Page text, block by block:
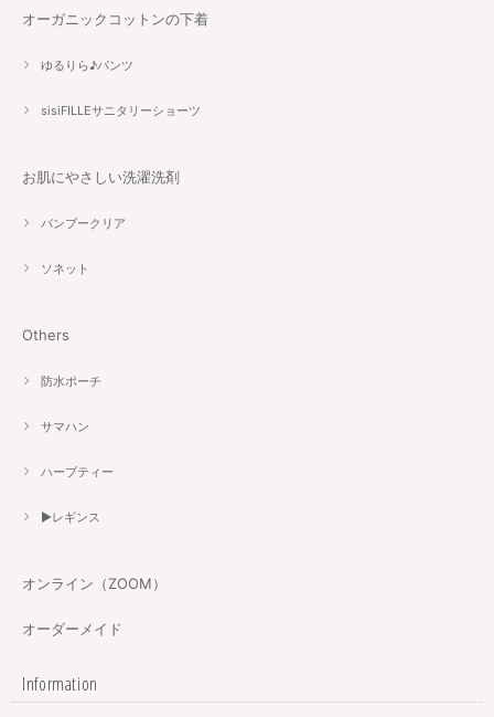
オーガニックコットンの下着
ゆるりら♪パンツ
sisiFILLEサニタリーショーツ
お肌にやさしい洗濯洗剤
バンブークリア
ソネット
Others
防水ポーチ
サマハン
ハーブティー
▶︎レギンス
オンライン（ZOOM）
オーダーメイド
Information